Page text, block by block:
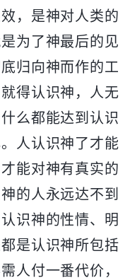
，是神对人类的
为了神最后的见
归向神而作的工
得认识神，人无
么都能达到认识
人认识神了才能
能对神有真实的
的人永远达不到
识神的性情、明
是认识神所包括
人付一番代价，